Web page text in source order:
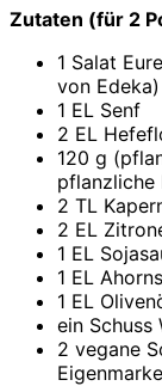
Zutaten (für 2
1 Salat
von Edeka)
1 EL Senf
2 EL
120 g
pflanzliche
2 TL
2 EL
1 EL
1 EL
1 EL
ein Schuss
2 vegane